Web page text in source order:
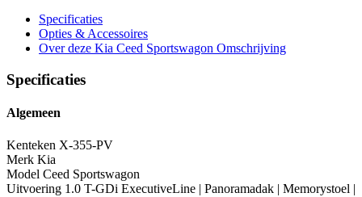
Specificaties
Opties & Accessoires
Over deze Kia Ceed Sportswagon Omschrijving
Specificaties
Algemeen
Kenteken X-355-PV
Merk Kia
Model Ceed Sportswagon
Uitvoering 1.0 T-GDi ExecutiveLine | Panoramadak | Memorystoel |